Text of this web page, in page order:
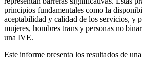
principios fundamentales como la
aceptabilidad y calidad de los servicios, y
mujeres, hombres trans y personas no
una IVE.
Este informe presenta los resultados de